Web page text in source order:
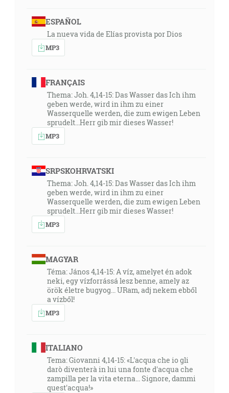
ESPAÑOL
La nueva vida de Elías provista por Dios
MP3
FRANÇAIS
Thema: Joh. 4,14-15: Das Wasser das Ich ihm
geben werde, wird in ihm zu einer
Wasserquelle werden, die zum ewigen Leben
sprudelt...Herr gib mir dieses Wasser!
MP3
SRPSKOHRVATSKI
Thema: Joh. 4,14-15: Das Wasser das Ich ihm
geben werde, wird in ihm zu einer
Wasserquelle werden, die zum ewigen Leben
sprudelt...Herr gib mir dieses Wasser!
MP3
MAGYAR
Téma: János 4,14-15: A víz, amelyet én adok
neki, egy vízforrássá lesz benne, amely az
örök életre bugyog... URam, adj nekem ebből
a vízből!
MP3
ITALIANO
Tema: Giovanni 4,14-15: «L'acqua che io gli
darò diventerà in lui una fonte d'acqua che
zampilla per la vita eterna... Signore, dammi
quest'acqua!»